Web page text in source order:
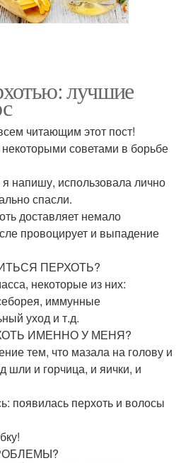
лучшие
читающим этот пост!
советами в борьбе
напишу, использовала лично
спасли.
доставляет немало
провоцирует и выпадение
ПЕРХОТЬ?
некоторые из них:
иммунные
уход и т.д.
ИМЕННО У МЕНЯ?
тем, что мазала на голову и
шли и горчица, и яички, и
появилась перхоть и волосы